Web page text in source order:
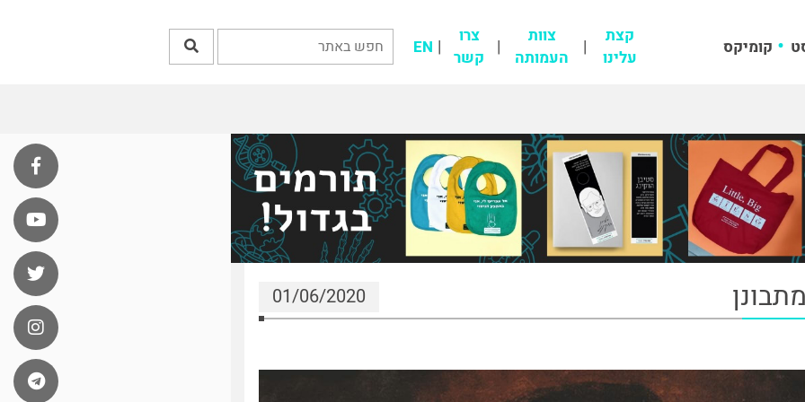
קומיקס
קצת
עלינו
צוות
העמותה
צרו
קשר
EN
01/06/2020